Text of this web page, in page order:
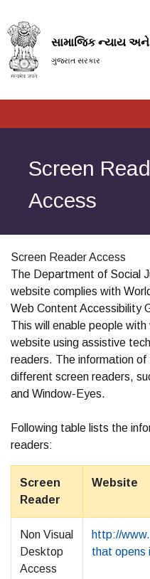
સામાજિક ન્યાય અને
ગુજરાત સરકાર
Screen
Access
Screen Reader Access
The Department of Social
website complies with
Web Content Accessibility
This will enable people
website using assistive
readers. The information
different screen readers,
and Window-Eyes.
Following table lists the
readers:
Screen
Reader
Website
Non Visual
Desktop
Access
http://
that opens